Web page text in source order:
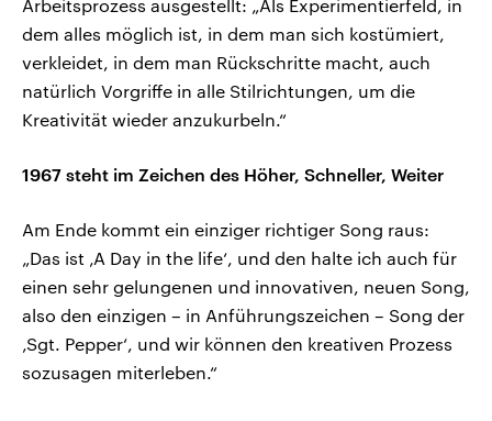
Arbeitsprozess ausgestellt: „Als Experimentierfeld, in
dem alles möglich ist, in dem man sich kostümiert,
verkleidet, in dem man Rückschritte macht, auch
natürlich Vorgriffe in alle Stilrichtungen, um die
Kreativität wieder anzukurbeln.“
1967 steht im Zeichen des Höher, Schneller, Weiter
Am Ende kommt ein einziger richtiger Song raus:
„Das ist ‚A Day in the life‘, und den halte ich auch für
einen sehr gelungenen und innovativen, neuen Song,
also den einzigen – in Anführungszeichen – Song der
‚Sgt. Pepper‘, und wir können den kreativen Prozess
sozusagen miterleben.“